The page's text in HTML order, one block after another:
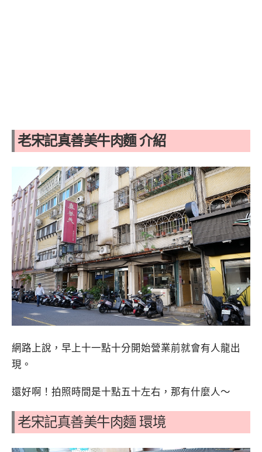
老宋記真善美牛肉麵 介紹
網路上說，早上十一點十分開始營業前就會有人龍出
現。
還好啊！拍照時間是十點五十左右，那有什麼人～
老宋記真善美牛肉麵 環境